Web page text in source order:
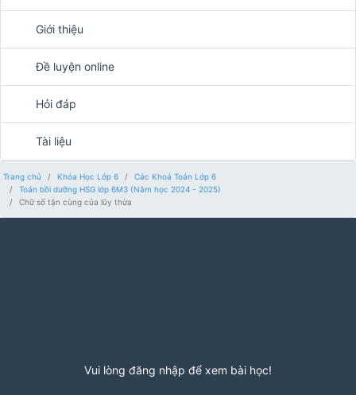
Giới thiệu
Đề luyện online
Hỏi đáp
Tài liệu
Trang chủ Khóa Học Lớp 6
Các Khoá Toán Lớp 6
Toán bồi dưỡng HSG lớp 6M3 (Năm học 2024 - 2025)
Chữ số tận cùng của lũy thừa
Vui lòng đăng nhập để xem bài học!